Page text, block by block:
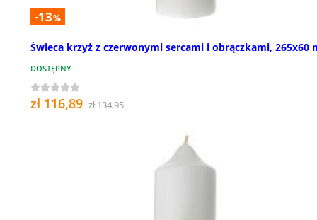
-13%
Świeca krzyż z czerwonymi sercami i obrączkami, 265x60
DOSTĘPNY
zł 116,89 zł 134,95